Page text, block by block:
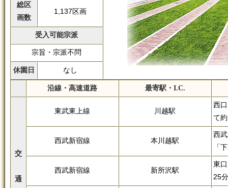
総区
画数
1,137区画
受入可能宗派
宗旨・宗派不問
休園日 なし
沿線・高速道路 最寄駅・I.C.
交
通
東武東上線 川越駅
西
て
西武新宿線 本川越駅
西
「
西武新宿線 新所沢駅
東
25